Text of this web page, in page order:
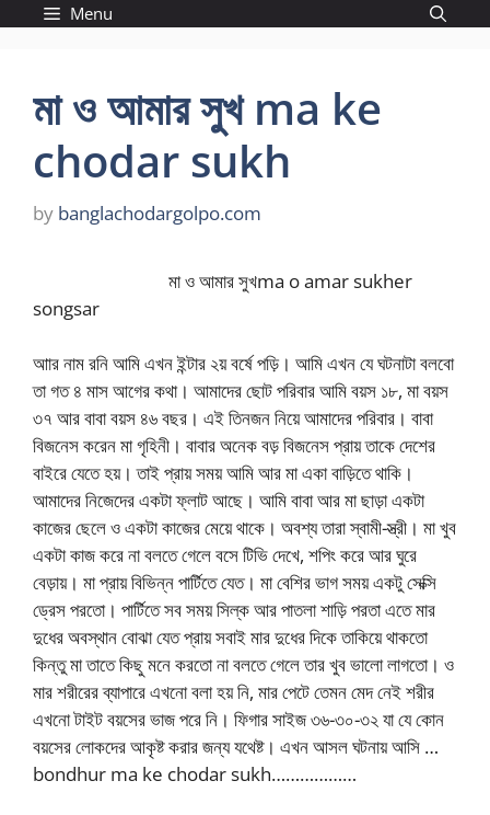
Menu
মা ও আমার সুখ ma ke
chodar sukh
by banglachodargolpo.com
মা ও আমার সুখma o amar sukher
songsar
আার নাম রনি আমি এখন ইন্টার ২য় বর্ষে পড়ি। আমি এখন যে ঘটনাটা বলবো
তা গত ৪ মাস আগের কথা। আমাদের ছোট পরিবার আমি বয়স ১৮, মা বয়স
৩৭ আর বাবা বয়স ৪৬ বছর। এই তিনজন নিয়ে আমাদের পরিবার। বাবা
বিজনেস করেন মা গৃহিনী। বাবার অনেক বড় বিজনেস প্রায় তাকে দেশের
বাইরে যেতে হয়। তাই প্রায় সময় আমি আর মা একা বাড়িতে থাকি।
আমাদের নিজেদের একটা ফ্লাট আছে। আমি বাবা আর মা ছাড়া একটা
কাজের ছেলে ও একটা কাজের মেয়ে থাকে। অবশ্য তারা স্বামী-স্ত্রী। মা খুব
একটা কাজ করে না বলতে গেলে বসে টিভি দেখে, শপিং করে আর ঘুরে
বেড়ায়। মা প্রায় বিভিন্ন পার্টিতে যেত। মা বেশির ভাগ সময় একটু সেক্সি
ড্রেস পরতো। পার্টিতে সব সময় সিল্ক আর পাতলা শাড়ি পরতা এতে মার
দুধের অবস্থান বোঝা যেত প্রায় সবাই মার দুধের দিকে তাকিয়ে থাকতো
কিন্তু মা তাতে কিছু মনে করতো না বলতে গেলে তার খুব ভালো লাগতো। ও
মার শরীরের ব্যাপারে এখনো বলা হয় নি, মার পেটে তেমন মেদ নেই শরীর
এখনো টাইট বয়সের ভাজ পরে নি। ফিগার সাইজ ৩৬-৩০-৩২ যা যে কোন
বয়সের লোকদের আকৃষ্ট করার জন্য যথেষ্ট। এখন আসল ঘটনায় আসি …
bondhur ma ke chodar sukh………………